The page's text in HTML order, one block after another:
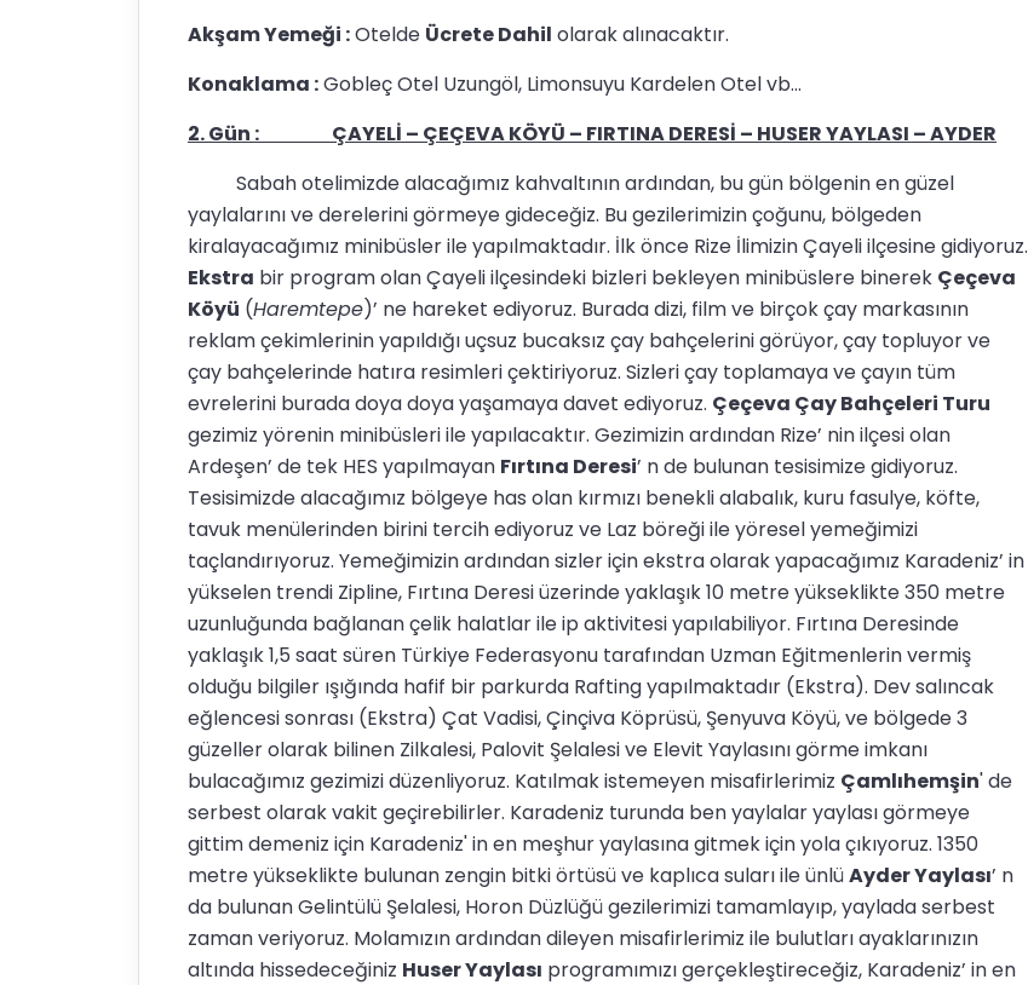
Akşam Yemeği :Otelde Ücrete Dahil olarak alınacaktır.
Konaklama :Gobleç Otel Uzungöl, Limonsuyu Kardelen Otel vb...
2. Gün : ÇAYELİ – ÇEÇEVA KÖYÜ – FIRTINA DERESİ – HUSER YAYLASI – AYDER
Sabah otelimizde alacağımız kahvaltının ardından, bu gün bölgenin en güzel
yaylalarını ve derelerini görmeye gideceğiz. Bu gezilerimizin çoğunu, bölgeden
kiralayacağımız minibüsler ile yapılmaktadır. İlk önce Rize İlimizin Çayeli ilçesine gidiyoruz.
Ekstra bir program olan Çayeli ilçesindeki bizleri bekleyen minibüslere binerek Çeçeva
Köyü (Haremtepe)’ ne hareket ediyoruz. Burada dizi, film ve birçok çay markasının
reklam çekimlerinin yapıldığı uçsuz bucaksız çay bahçelerini görüyor, çay topluyor ve
çay bahçelerinde hatıra resimleri çektiriyoruz. Sizleri çay toplamaya ve çayın tüm
evrelerini burada doya doya yaşamaya davet ediyoruz. Çeçeva Çay Bahçeleri Turu
gezimiz yörenin minibüsleri ile yapılacaktır. Gezimizin ardından Rize’ nin ilçesi olan
Ardeşen’ de tek HES yapılmayan Fırtına Deresi’ n de bulunan tesisimize gidiyoruz.
Tesisimizde alacağımız bölgeye has olan kırmızı benekli alabalık, kuru fasulye, köfte,
tavuk menülerinden birini tercih ediyoruz ve Laz böreği ile yöresel yemeğimizi
taçlandırıyoruz. Yemeğimizin ardından sizler için ekstra olarak yapacağımız Karadeniz’ in
yükselen trendi Zipline, Fırtına Deresi üzerinde yaklaşık 10 metre yükseklikte 350 metre
uzunluğunda bağlanan çelik halatlar ile ip aktivitesi yapılabiliyor. Fırtına Deresinde
yaklaşık 1,5 saat süren Türkiye Federasyonu tarafından Uzman Eğitmenlerin vermiş
olduğu bilgiler ışığında hafif bir parkurda Rafting yapılmaktadır (Ekstra). Dev salıncak
eğlencesi sonrası (Ekstra) Çat Vadisi, Çinçiva Köprüsü, Şenyuva Köyü, ve bölgede 3
güzeller olarak bilinen Zilkalesi, Palovit Şelalesi ve Elevit Yaylasını görme imkanı
bulacağımız gezimizi düzenliyoruz. Katılmak istemeyen misafirlerimiz Çamlıhemşin' de
serbest olarak vakit geçirebilirler. Karadeniz turunda ben yaylalar yaylası görmeye
gittim demeniz için Karadeniz' in en meşhur yaylasına gitmek için yola çıkıyoruz. 1350
metre yükseklikte bulunan zengin bitki örtüsü ve kaplıca suları ile ünlüAyder Yaylası’ n
da bulunan Gelintülü Şelalesi, Horon Düzlüğü gezilerimizi tamamlayıp, yaylada serbest
zaman veriyoruz. Molamızın ardından dileyen misafirlerimiz ile bulutları ayaklarınızın
altında hissedeceğiniz Huser Yaylası programımızı gerçekleştireceğiz, Karadeniz’ in en